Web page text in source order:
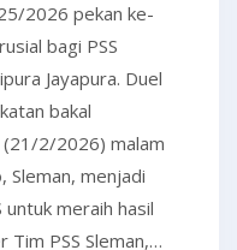
2026 pekan ke-
bagi PSS
Jayapura. Duel
bakal
(21/2/2026) malam
Sleman, menjadi
meraih hasil
Tim PSS Sleman,…